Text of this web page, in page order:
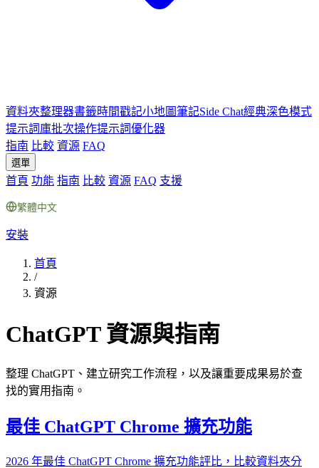
資料夾整理器書籤時間戳記小地圖筆記Side Chat經典深色模式
提示詞庫批次操作提示詞優化器
指南 比較 資源 FAQ
選單
首頁 功能 指南 比較 資源 FAQ 支援
繁體中文
安裝
首頁
/
資源
ChatGPT 資源與指南
整理 ChatGPT、建立研究工作流程，以及讓重要成果易於查
找的實用指南。
最佳 ChatGPT Chrome 擴充功能
2026 年最佳 ChatGPT Chrome 擴充功能評比，比較資料夾分